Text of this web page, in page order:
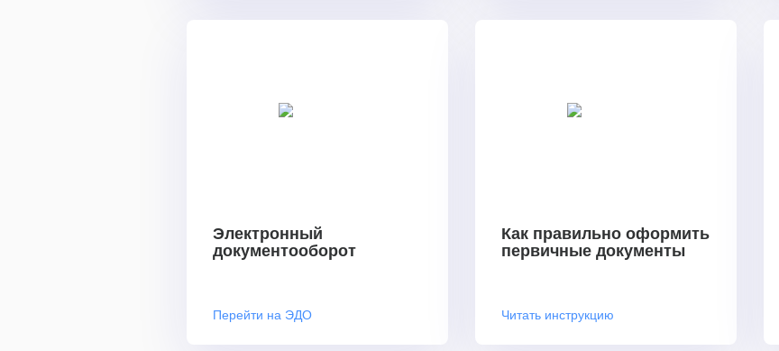
Электронный
документооборот
Перейти на ЭДО
Как правильно оформить
первичные документы
Читать инструкцию